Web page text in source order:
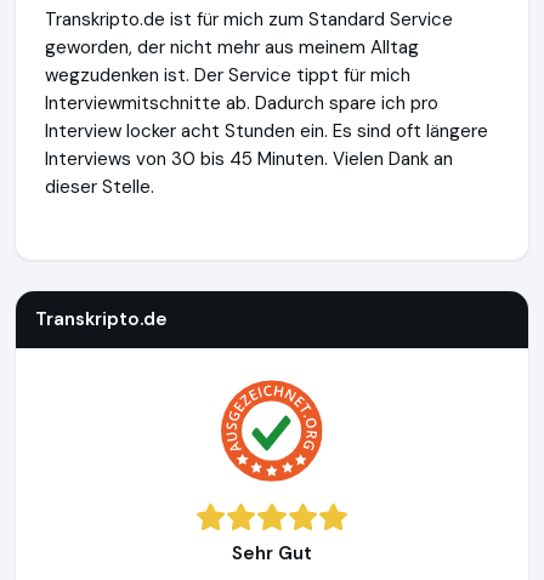
Transkripto.de ist für mich zum Standard Service
geworden, der nicht mehr aus meinem Alltag
wegzudenken ist. Der Service tippt für mich
Interviewmitschnitte ab. Dadurch spare ich pro
Interview locker acht Stunden ein. Es sind oft längere
Interviews von 30 bis 45 Minuten. Vielen Dank an
dieser Stelle.
Transkripto.de
Sehr Gut